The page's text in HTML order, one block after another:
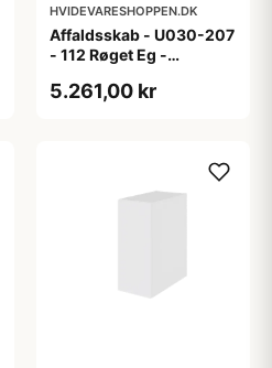
HVIDEVARESHOPPEN.DK
Affaldsskab - U030-207
- 112 Røget Eg -
5.261,00 kr